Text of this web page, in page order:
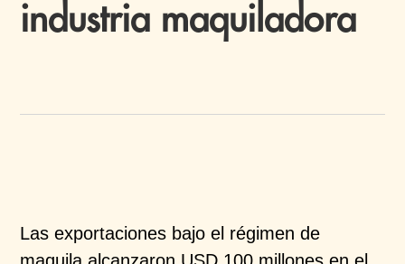
industria maquiladora​
Las exportaciones bajo el régimen de
maquila alcanzaron USD 100 millones en el